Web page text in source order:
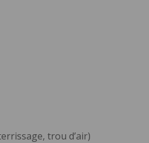
trou d’air)